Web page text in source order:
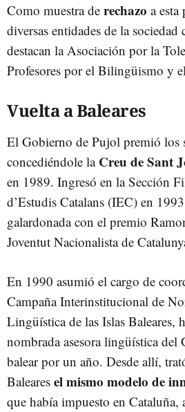
Como muestra de rechazo a
diversas entidades de la
destacan la Asociación por la
Profesores por el Bilingüismo y
Vuelta a Baleares
El Gobierno de Pujol premió los
concediéndole la Creu de Sant
en 1989. Ingresó en la Sección
d’Estudis Catalans (IEC) en
galardonada con el premio
Joventut Nacionalista de
En 1990 asumió el cargo de
Campaña Interinstitucional de
Lingüística de las Islas Baleares,
nombrada asesora lingüística
balear por un año. Desde allí,
Baleares el mismo modelo de
que había impuesto en